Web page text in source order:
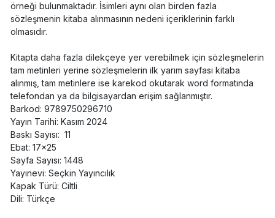
örneği bulunmaktadır. İsimleri aynı olan birden fazla
sözleşmenin kitaba alınmasının nedeni içeriklerinin farklı
olmasıdır.
Kitapta daha fazla dilekçeye yer verebilmek için sözleşmelerin
tam metinleri yerine sözleşmelerin ilk yarım sayfası kitaba
alınmış, tam metinlere ise karekod okutarak word formatında
telefondan ya da bilgisayardan erişim sağlanmıştır.
Barkod: 9789750296710
Yayın Tarihi: Kasım 2024
Baskı Sayısı: 11
Ebat: 17x25
Sayfa Sayısı: 1448
Yayınevi: Seçkin Yayıncılık
Kapak Türü: Ciltli
Dili: Türkçe